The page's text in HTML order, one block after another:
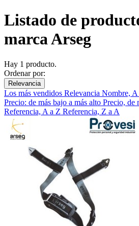
Listado de
marca Arseg
Hay 1 producto.
Ordenar por:
Relevancia
Los más vendidos Relevancia Nombre, A
Precio: de más bajo a más alto Precio, de
Referencia, A a Z Referencia, Z a A